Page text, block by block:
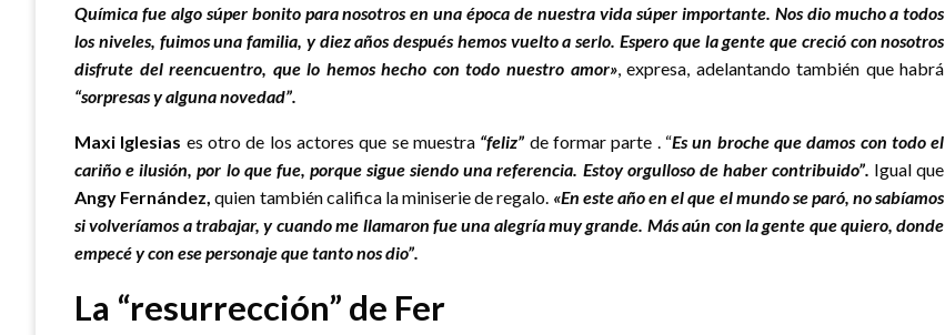
Química fue algo súper bonito para nosotros en una época de nuestra vida súper importante. Nos dio mucho a todos
los niveles, fuimos una familia, y diez años después hemos vuelto a serlo. Espero que la gente que creció con nosotros
disfrute del reencuentro, que lo hemos hecho con todo nuestro amor», expresa, adelantando también que habrá
“sorpresas y alguna novedad”.
Maxi Iglesias es otro de los actores que se muestra “feliz” de formar parte . “Es un broche que damos con todo el
cariño e ilusión, por lo que fue, porque sigue siendo una referencia. Estoy orgulloso de haber contribuido”. Igual que
Angy Fernández, quien también califica la miniserie de regalo. «En este año en el que el mundo se paró, no sabíamos
si volveríamos a trabajar, y cuando me llamaron fue una alegría muy grande. Más aún con la gente que quiero, donde
empecé y con ese personaje que tanto nos dio”.
La “resurrección” de Fer